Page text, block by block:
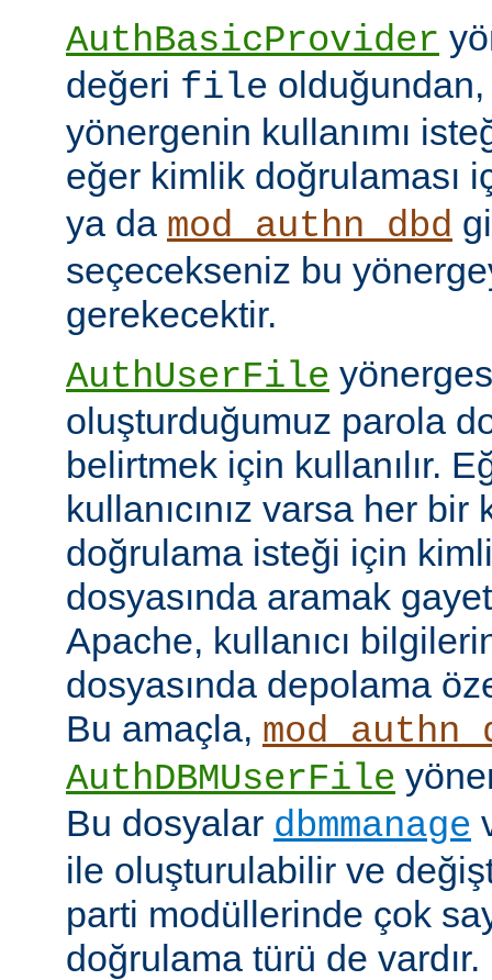
AuthBasicProvider
değeri file
yönergenin kullanımı
eğer kimlik doğrulaması
ya da mod_authn_dbd
seçecekseniz bu
gerekecektir.
AuthUserFile
oluşturduğumuz parola
belirtmek için kullanılır.
kullanıcınız varsa her bir
doğrulama isteği için
dosyasında aramak
Apache, kullanıcı
dosyasında depolama
Bu amaçla,
AuthDBMUserFile
Bu dosyalar dbmmanage
ile oluşturulabilir ve
parti modüllerinde çok
doğrulama türü de vardır.